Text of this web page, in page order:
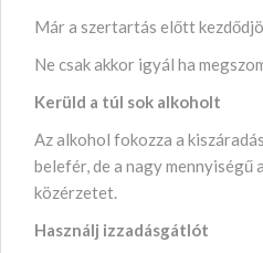
Már a szertartás előtt
Ne csak akkor igyál ha
Kerüld a túl sok alkoholt
Az alkohol fokozza a
belefér, de a nagy
közérzetet.
Használj izzadásgátlót